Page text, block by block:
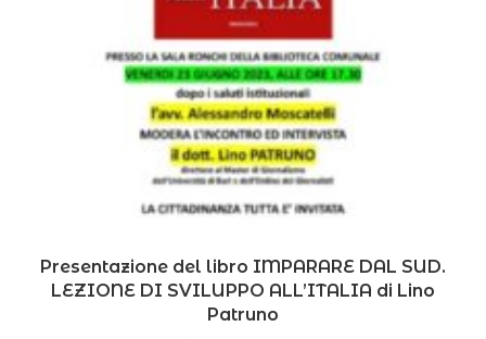
Presentazione del libro IMPARARE DAL SUD.
LEZIONE DI SVILUPPO ALL’ITALIA di Lino
Patruno